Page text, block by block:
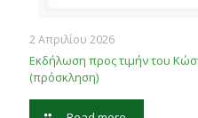
2 Απριλίου 2026
Εκδήλωση προς τιμήν του
(πρόσκληση)